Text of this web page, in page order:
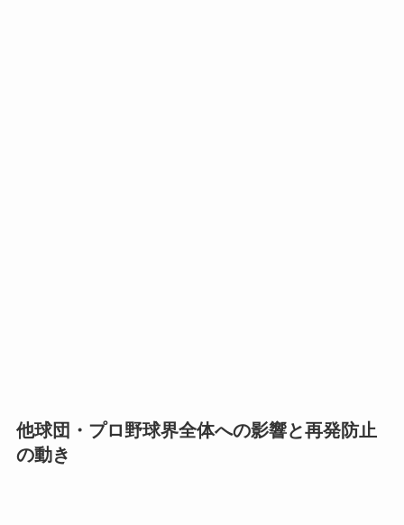
他球団・プロ野球界全体への影響と再発防止
の動き